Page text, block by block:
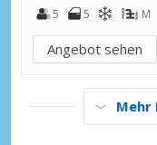
5
5 M
Angebot sehen
Mehr